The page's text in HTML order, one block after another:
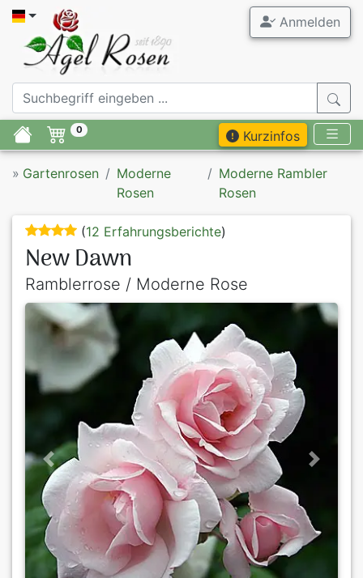
Anmelden
0 Kurzinfos
» Gartenrosen
Moderne
Rosen
Moderne Rambler
Rosen
(12 Erfahrungsberichte)
New Dawn
Ramblerrose / Moderne Rose
Previous Next